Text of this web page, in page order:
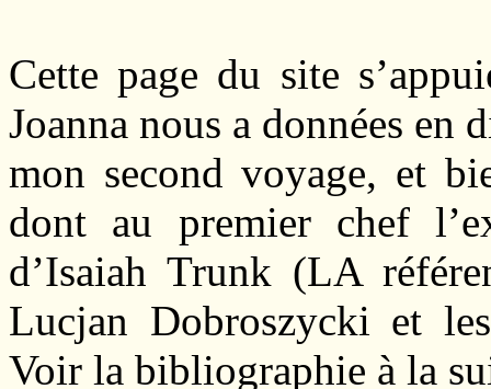
Cette page du site
Joanna nous a données
mon second voyage, et
dont au premier chef
d’Isaiah Trunk (LA
Lucjan Dobroszycki et
Voir la bibliographie à la